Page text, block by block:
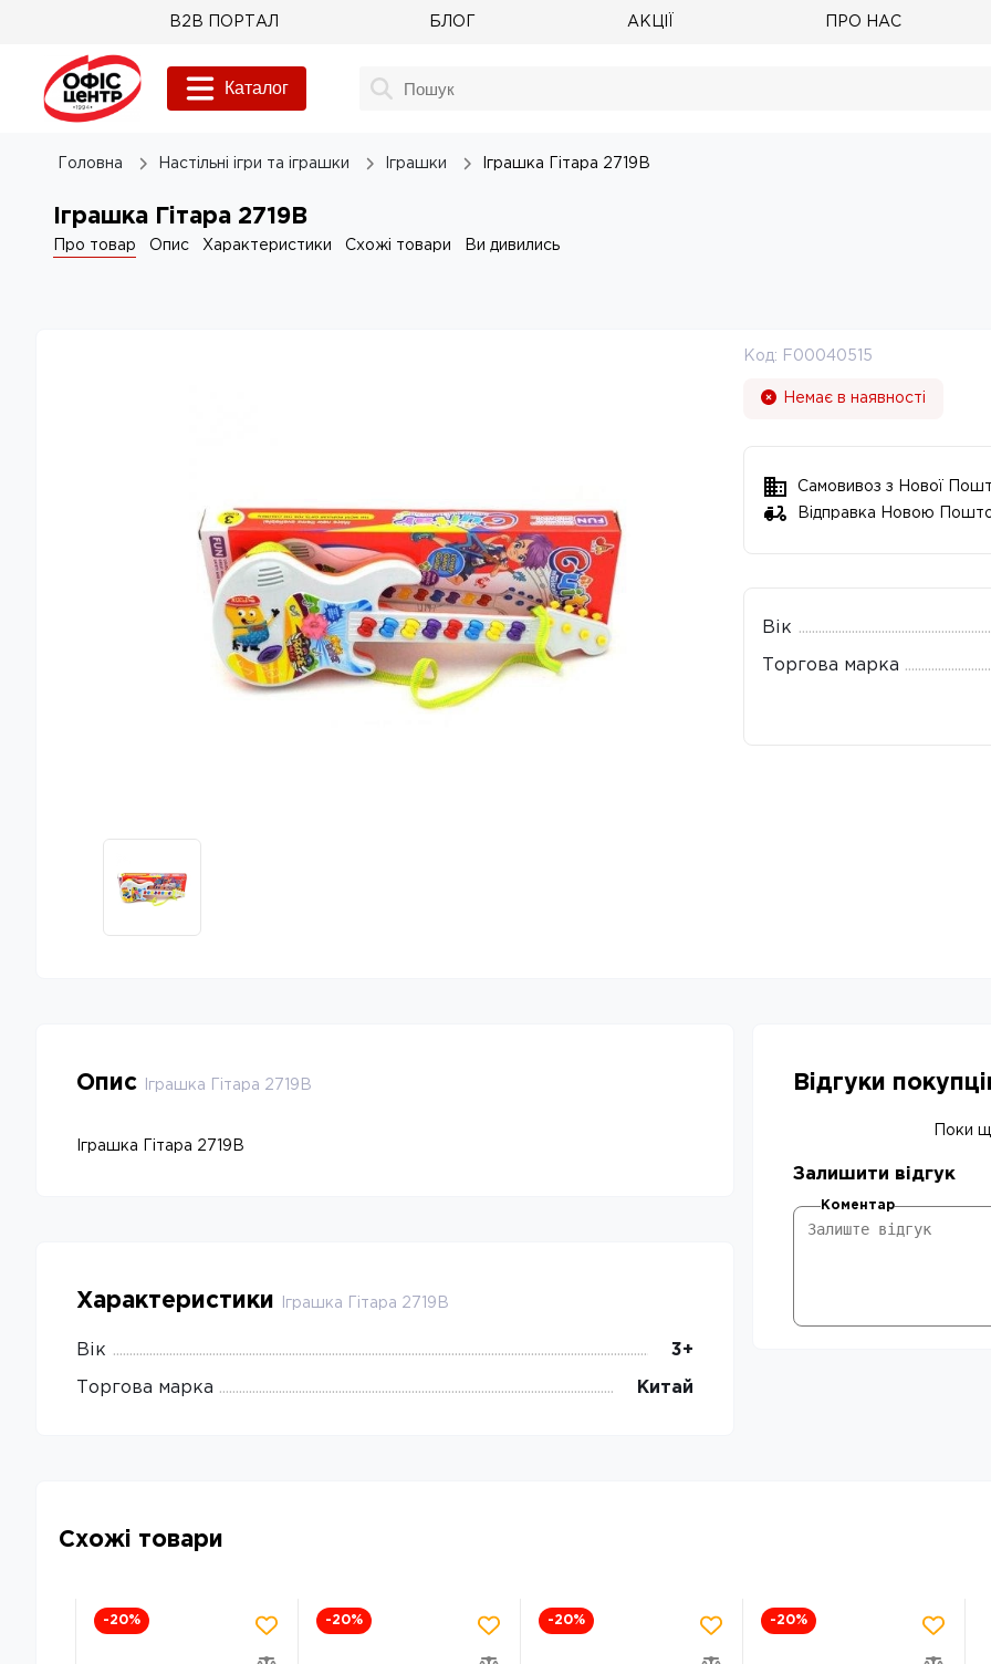
B2B ПОРТАЛ БЛОГ АКЦІЇ ПРО НАС
Каталог
Головна Настільні ігри та іграшки Іграшки Іграшка Гітара 2719B
Іграшка Гітара 2719B
Про товар Опис Характеристики Схожі товари Ви дивились
Код: F00040515
Немає в наявності
Самовивоз з Нової
Відправка Новою
Вік
Торгова марка
Опис Іграшка Гітара 2719B
Іграшка Гітара 2719B
Характеристики Іграшка Гітара 2719B
Вік 3+
Торгова марка Китай
Відгуки
Поки
Залишити відгук
Коментар
Схожі товари
-20% -20% -20% -20%